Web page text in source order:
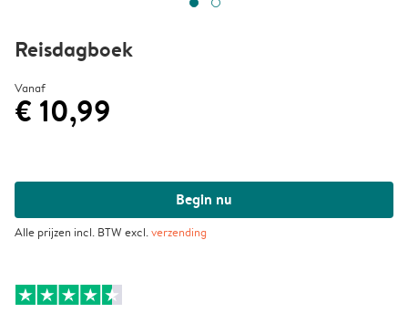
Reisdagboek
Vanaf
€ 10,99
Begin nu
Alle prijzen incl. BTW excl.verzending